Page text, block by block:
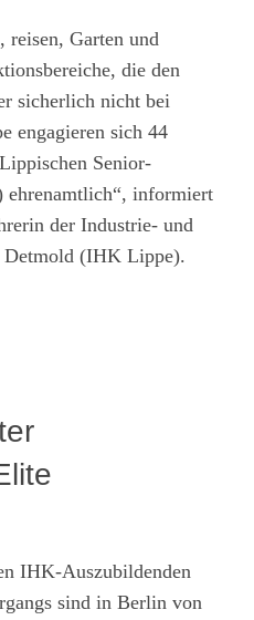
reisen, Garten und
die den
sicherlich nicht bei
engagieren sich 44
Senior-
ehrenamtlich“, informiert
der Industrie- und
Detmold (IHK Lippe).
IHK-Auszubildenden
sind in Berlin von